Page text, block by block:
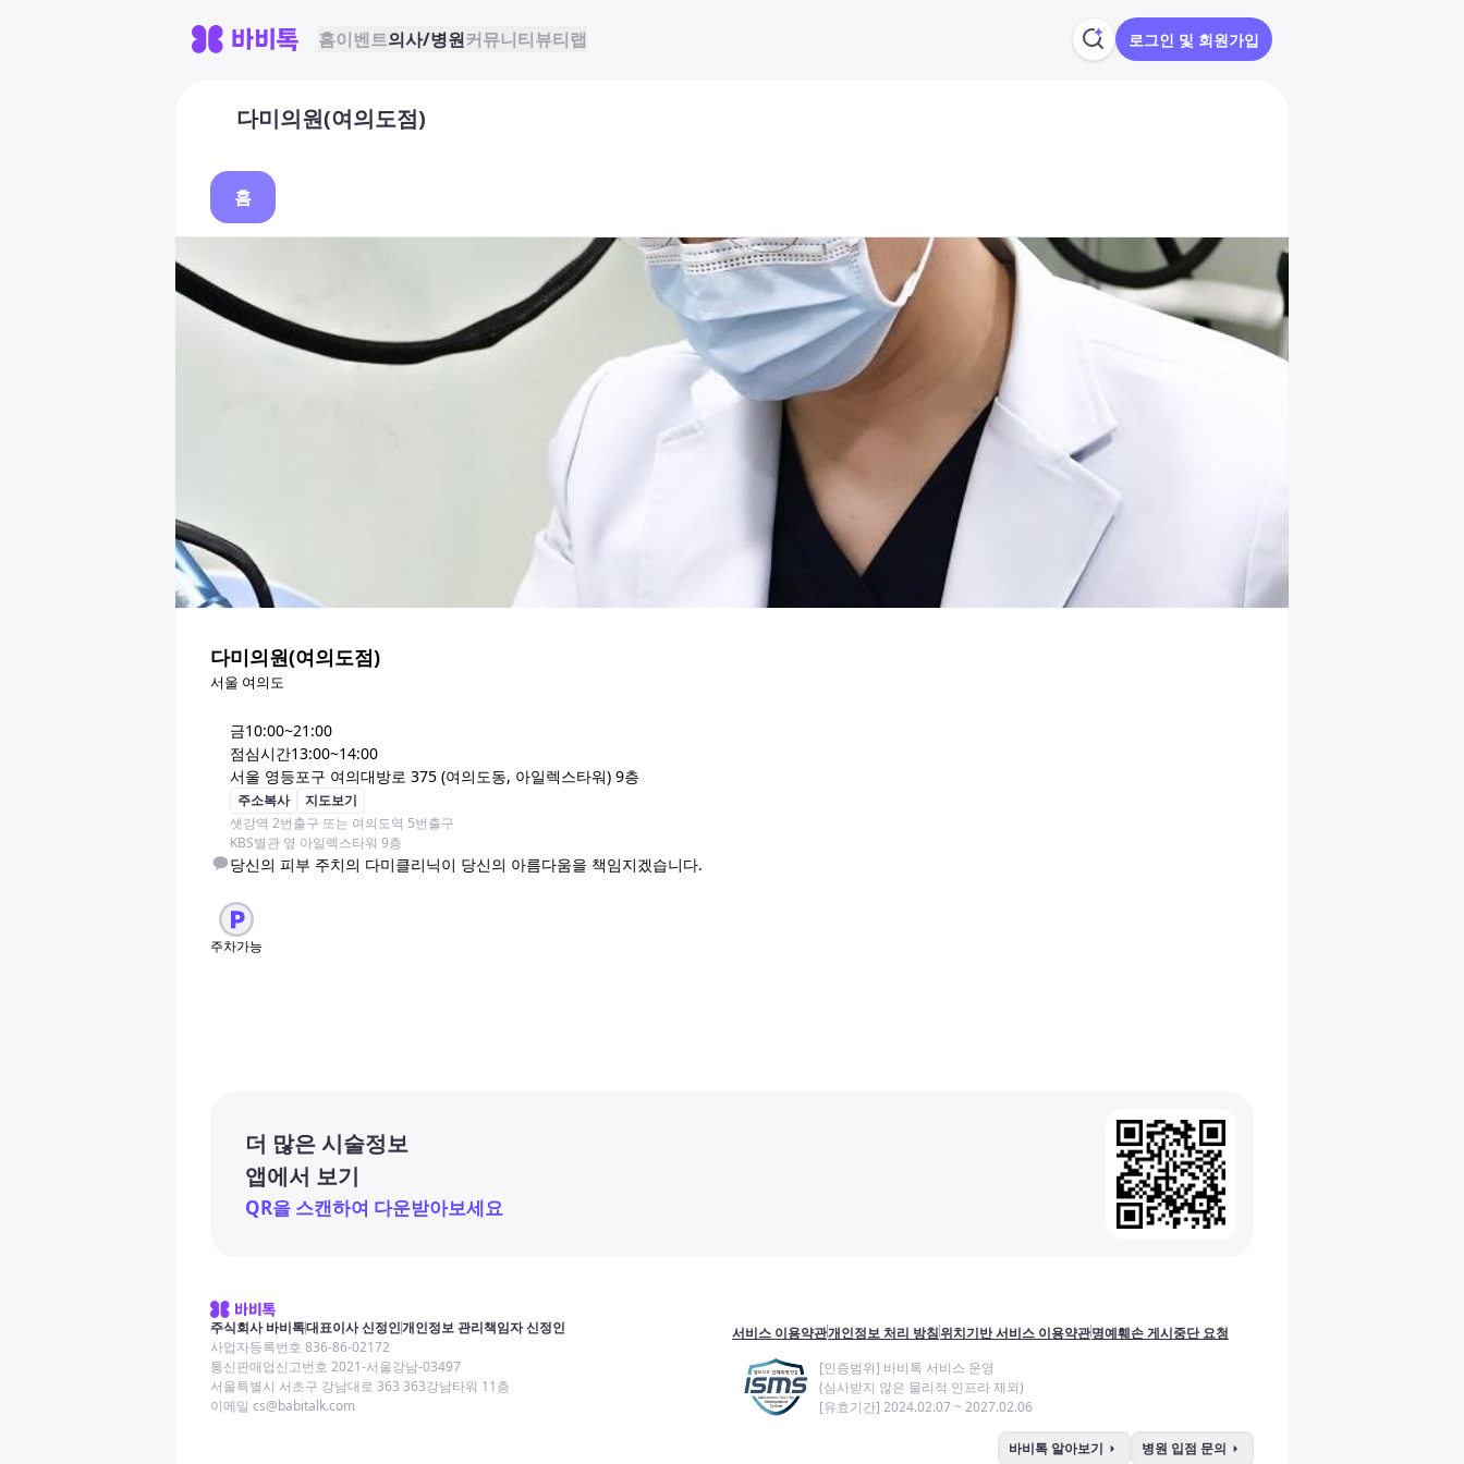
홈이벤트의사/병원커뮤니티뷰티랩 로그인 및 회원가입
다미의원(여의도점)
홈
다미의원(여의도점)
서울 여의도
금10:00~21:00
점심시간13:00~14:00
서울 영등포구 여의대방로 375 (여의도동, 아일렉스타워) 9층
주소복사
지도보기
샛강역 2번출구 또는 여의도역 5번출구
KBS별관 옆 아일렉스타워 9층
당신의 피부 주치의 다미클리닉이 당신의 아름다움을 책임지겠습니다.
주차가능
더 많은 시술정보
앱에서 보기
QR을 스캔하여 다운받아보세요
주식회사 바비톡대표이사 신정인개인정보 관리책임자 신정인
사업자등록번호 836-86-02172
통신판매업신고번호 2021-서울강남-03497
서울특별시 서초구 강남대로 363 363강남타워 11층
이메일 cs@babitalk.com
서비스 이용약관개인정보 처리 방침위치기반 서비스 이용약관명예훼손 게시중단 요청
[인증범위] 바비톡 서비스 운영
(심사받지 않은 물리적 인프라 제외)
[유효기간] 2024.02.07 ~ 2027.02.06
바비톡 알아보기 arrow_right 병원 입점 문의 arrow_right